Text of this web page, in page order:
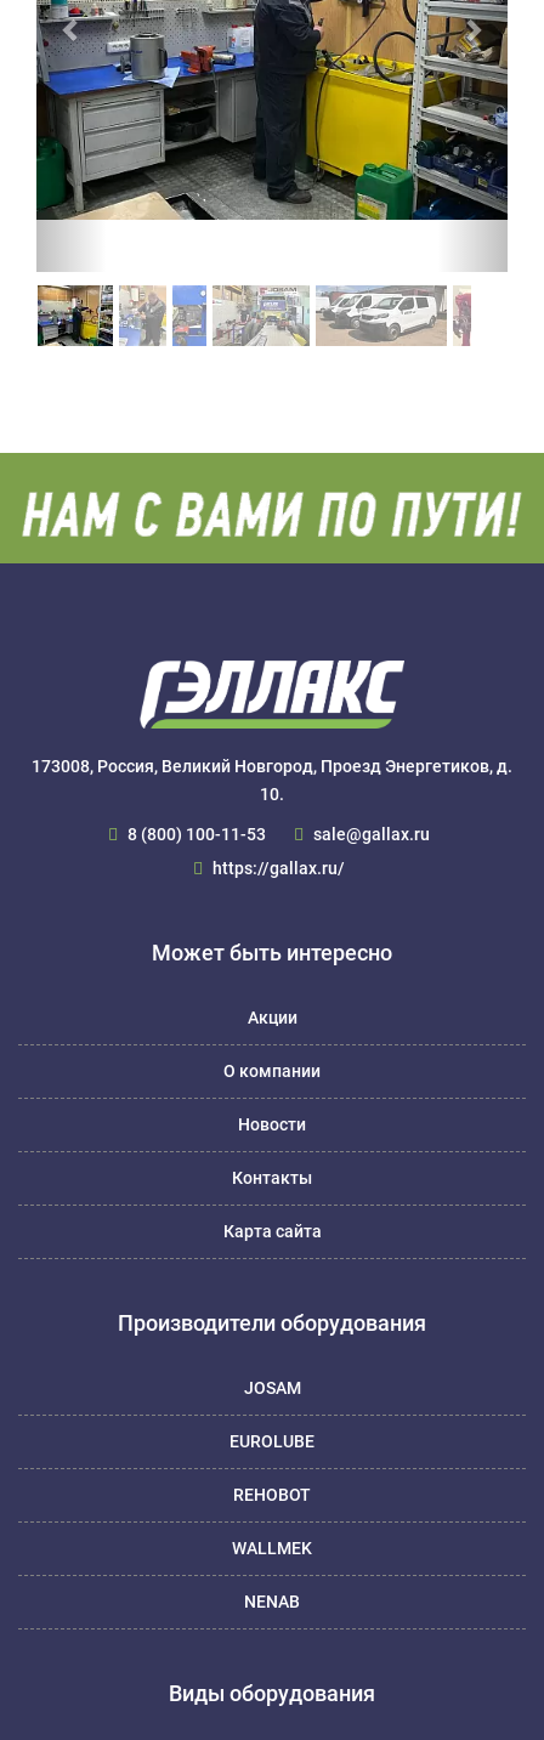
173008, Россия, Великий Новгород, Проезд Энергетиков, д.
10.
8 (800) 100-11-53
sale@gallax.ru
https://gallax.ru/
Может быть интересно
Акции
О компании
Новости
Контакты
Карта сайта
Производители оборудования
JOSAM
EUROLUBE
REHOBOT
WALLMEK
NENAB
Виды оборудования